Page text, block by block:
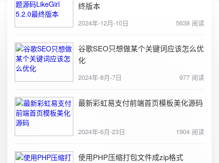
终版本
2024年-12月-10日 5638 阅读
谷歌SEO只想做某个关键词应该怎么优
化
2024年-8月-7日 977 阅读
最新彩虹易支付前端首页模板美化源码
2024年-6月-23日 1904 阅读
使用PHP压缩打包文件成zip格式